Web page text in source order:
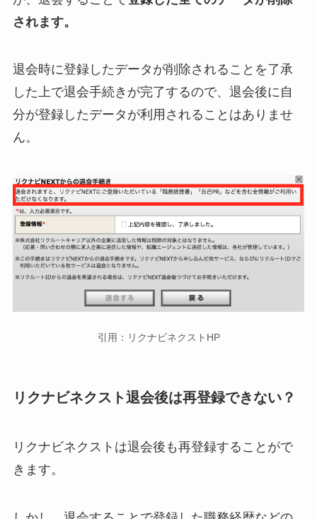
されます。
退会時に登録したデータが削除されることを了承
した上で退会手続きが完了するので、退会後に自
分が登録したデータが利用されることはありませ
ん。
引用：リクナビネクストHP
リクナビネクスト退会後は再登録できない？
リクナビネクストは退会後も再登録することがで
きます。